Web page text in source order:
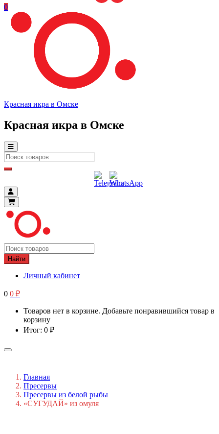
0
Красная икра в Омске
Красная икра в Омске
Найти
Личный кабинет
0 0 ₽
Товаров нет в корзине. Добавьте понравившийся товар в
корзину
Итог: 0 ₽
Главная
Пресервы
Пресервы из белой рыбы
«СУГУДАЙ» из омуля